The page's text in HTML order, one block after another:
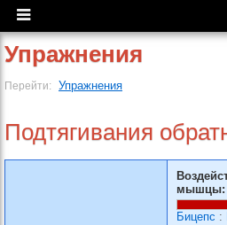
Упражнения
Перейти: Упражнения
Подтягивания
мышцы:
Бицепс :